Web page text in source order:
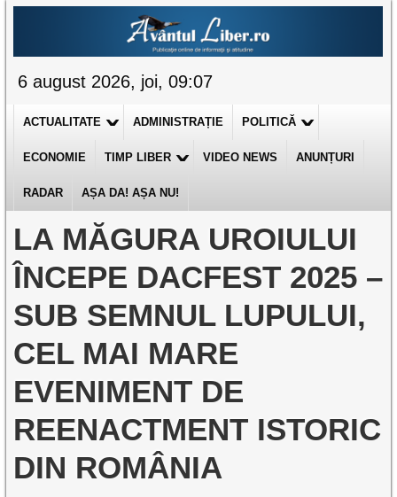
6 august 2026, joi, 09:07
ACTUALITATE ADMINISTRAȚIE POLITICĂ
ECONOMIE TIMP LIBER VIDEO NEWS ANUNȚURI
RADAR AȘA DA! AȘA NU!
LA MĂGURA UROIULUI
ÎNCEPE DACFEST 2025 –
SUB SEMNUL LUPULUI,
CEL MAI MARE
EVENIMENT DE
REENACTMENT ISTORIC
DIN ROMÂNIA